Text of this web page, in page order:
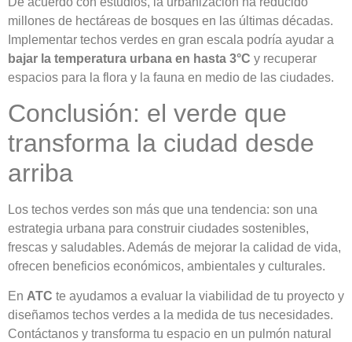
millones de hectáreas de bosques en las últimas décadas.
Implementar techos verdes en gran escala podría ayudar a
bajar la temperatura urbana en hasta 3°C y recuperar
espacios para la flora y la fauna en medio de las ciudades.
Conclusión: el verde que
transforma la ciudad desde
arriba
Los techos verdes son más que una tendencia: son una
estrategia urbana para construir ciudades sostenibles,
frescas y saludables. Además de mejorar la calidad de vida,
ofrecen beneficios económicos, ambientales y culturales.
En ATC te ayudamos a evaluar la viabilidad de tu proyecto y
diseñamos techos verdes a la medida de tus necesidades.
Contáctanos y transforma tu espacio en un pulmón natural